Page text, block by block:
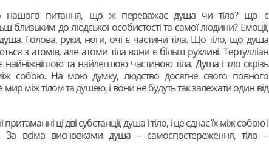
нашого питання, що ж переважає душа чи тіло? що є
близьким до людської особистості та самої людини? Емоції,
Голова, руки, ноги, очі є частини тіла. Що тіло, що душа
з атомів, але атоми тіла вони є більш рухливі. Тертулліан
та найлегшою частиною тіла. Душа і тло скрізь
між собою. На мою думку, людство досягне свого повного
мир між тілом та душею, і вони не будуть так залежати один від
ці дві субстанції, душа і тіло, і це єднає їх між собою і
всіма висновками душа – самоспостереження, тіло –